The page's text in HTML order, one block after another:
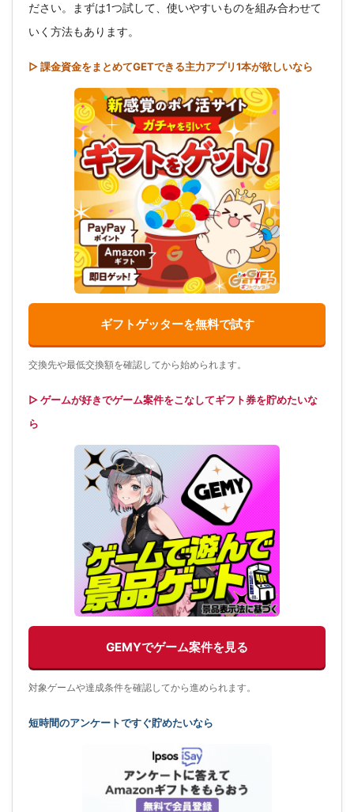
ださい。まずは1つ試して、使いやすいものを組み合わせて
いく方法もあります。
▷ 課金資金をまとめてGETできる主力アプリ1本が欲しいなら
ギフトゲッターを無料で試す
交換先や最低交換額を確認してから始められます。
▷ ゲームが好きでゲーム案件をこなしてギフト券を貯めたいな
ら
GEMYでゲーム案件を見る
対象ゲームや達成条件を確認してから進められます。
短時間のアンケートですぐ貯めたいなら